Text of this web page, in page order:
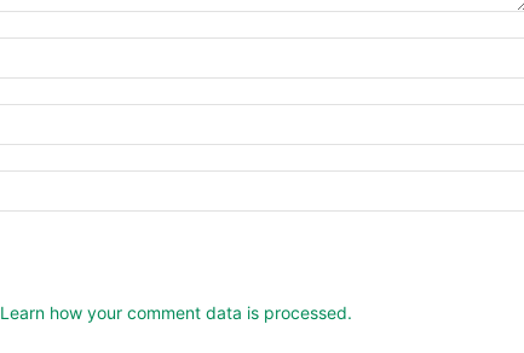
Learn how your comment data is processed.